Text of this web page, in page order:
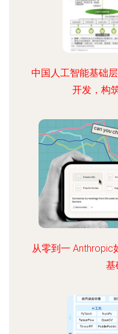
中国人工智能基础
开发，构
从零到一 Anthropic
基